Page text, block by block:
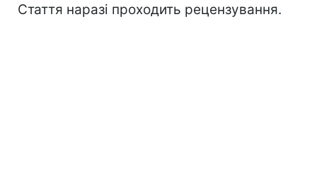
Стаття наразі проходить рецензування.